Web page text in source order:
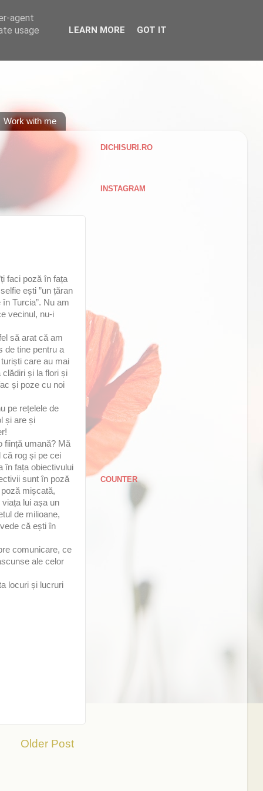
Work with me
faci poză în fața
ești ”un țăran
Turcia”. Nu am
vecinul, nu-i
să arat că am
de tine pentru a
care au mai
și la flori și
și poze cu noi
pe rețelele de
și are și
ființă umană? Mă
că rog și pe cei
în fața obiectivului
sunt în poză
mișcată,
lui așa un
de milioane,
că ești în
comunicare, ce
ale celor
locuri și lucruri
Older Post
DICHISURI.RO
INSTAGRAM
COUNTER
agent
usage
LEARN MORE GOT IT